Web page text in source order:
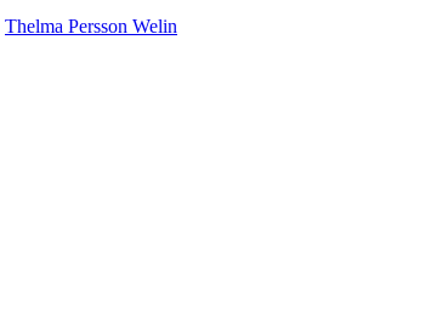
Thelma Persson Welin